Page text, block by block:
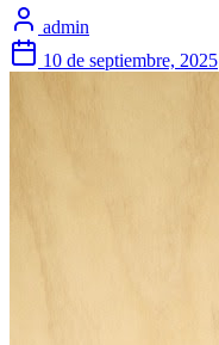
admin
10 de septiembre, 2025